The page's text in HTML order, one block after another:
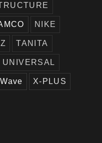
NIKE
TANITA
UNIVERSAL
Wave X-PLUS